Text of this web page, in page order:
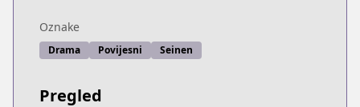
Oznake
Drama Povijesni Seinen
Pregled